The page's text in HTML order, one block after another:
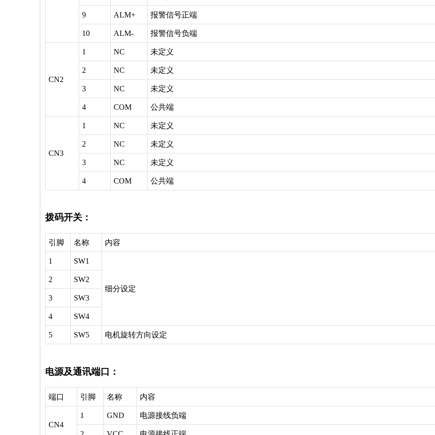
9 ALM+ 报警信号正端
10 ALM- 报警信号负端
CN2
1 NC 未定义
2 NC 未定义
3 NC 未定义
4 COM 公共端
CN3
1 NC 未定义
2 NC 未定义
3 NC 未定义
4 COM 公共端
拨码开关：
引脚 名称 内容
1 SW1
细分设定
2 SW2
3 SW3
4 SW4
5 SW5 电机旋转方向设定
电源及通讯端口：
端口 引脚 名称 内容
CN4
1 GND 电源接线负端